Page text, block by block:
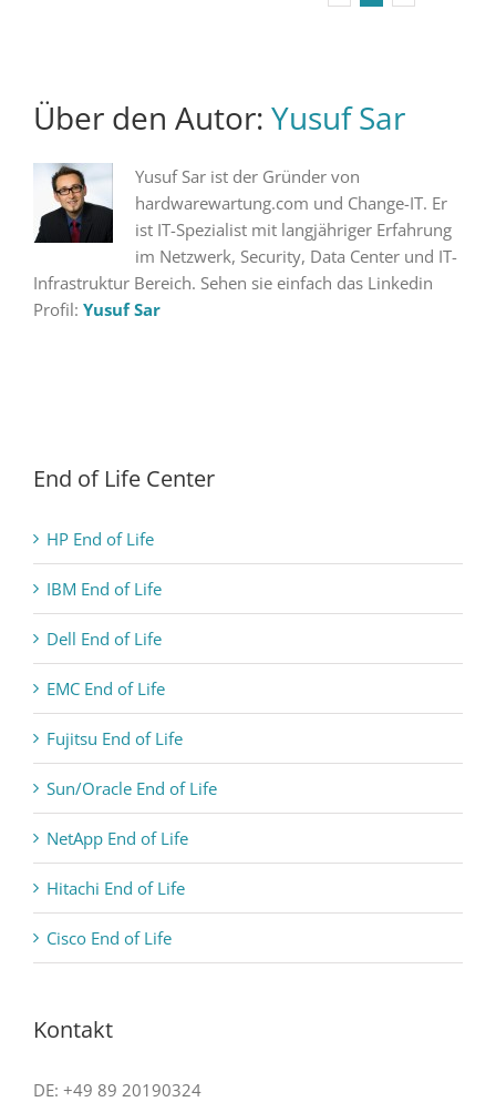
Über den Autor: Yusuf Sar
Yusuf Sar ist der Gründer von
hardwarewartung.com und Change-IT. Er
ist IT-Spezialist mit langjähriger Erfahrung
im Netzwerk, Security, Data Center und IT-
Infrastruktur Bereich. Sehen sie einfach das Linkedin
Profil: Yusuf Sar
End of Life Center
HP End of Life
IBM End of Life
Dell End of Life
EMC End of Life
Fujitsu End of Life
Sun/Oracle End of Life
NetApp End of Life
Hitachi End of Life
Cisco End of Life
Kontakt
DE: +49 89 20190324